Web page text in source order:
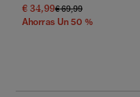
€ 34,99Precio Rebajado De
€ 69,99A
Ahorras Un 50 %